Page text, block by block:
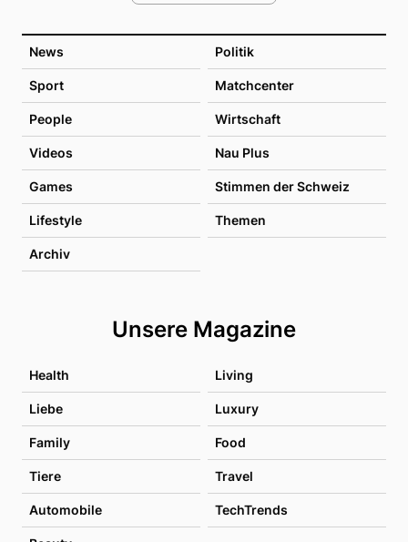
News Politik
Sport Matchcenter
People Wirtschaft
Videos Nau Plus
Games Stimmen der Schweiz
Lifestyle Themen
Archiv
Unsere Magazine
Health Living
Liebe Luxury
Family Food
Tiere Travel
Automobile TechTrends